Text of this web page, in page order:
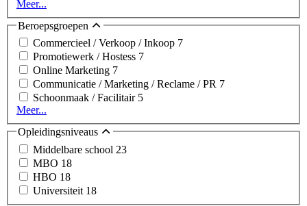
Meer...
Beroepsgroepen
Commercieel / Verkoop / Inkoop 7
Promotiewerk / Hostess 7
Online Marketing 7
Communicatie / Marketing / Reclame / PR 7
Schoonmaak / Facilitair 5
Meer...
Opleidingsniveaus
Middelbare school 23
MBO 18
HBO 18
Universiteit 18